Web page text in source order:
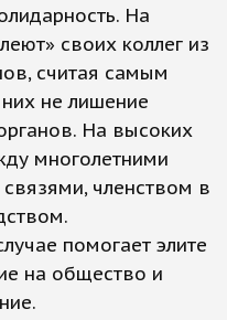
На
своих коллег из
считая самым
не лишение
На высоких
многолетними
членством в
помогает элите
на общество и